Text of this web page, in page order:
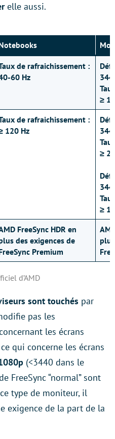
elle aussi.
de rafraichissement :
60 Hz
≥
de rafraichissement :
120 Hz
≥
≥
FreeSync HDR en
des exigences de
Premium
d’AMD
sont touchés par
pas les
les écrans
ce qui concerne les écrans
(<3440 dans le
FreeSync “normal” sont
type de moniteur, il
exigence de la part de la